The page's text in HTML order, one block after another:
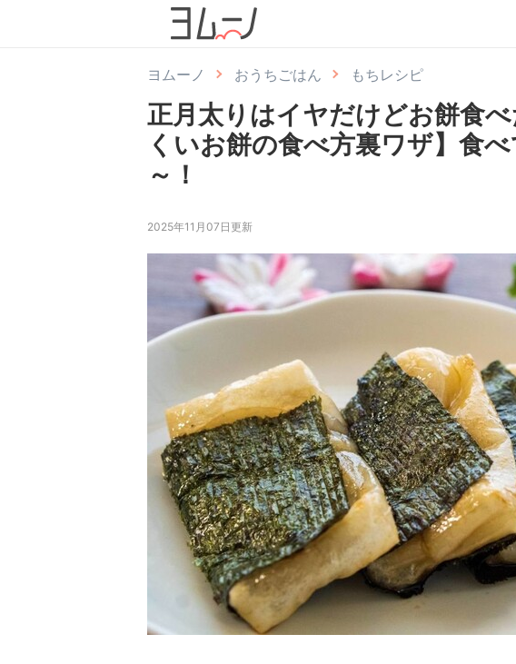
ヨムーノ おうちごはん もちレシピ
正月太りはイヤだけどお餅食
くいお餅の食べ方裏ワザ】食
～！
2025年11月07日更新